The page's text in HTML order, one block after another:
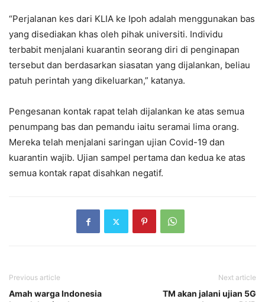
“Perjalanan kes dari KLIA ke Ipoh adalah menggunakan bas
yang disediakan khas oleh pihak universiti. Individu
terbabit menjalani kuarantin seorang diri di penginapan
tersebut dan berdasarkan siasatan yang dijalankan, beliau
patuh perintah yang dikeluarkan,” katanya.
Pengesanan kontak rapat telah dijalankan ke atas semua
penumpang bas dan pemandu iaitu seramai lima orang.
Mereka telah menjalani saringan ujian Covid-19 dan
kuarantin wajib. Ujian sampel pertama dan kedua ke atas
semua kontak rapat disahkan negatif.
Previous article
Amah warga Indonesia
Next article
TM akan jalani ujian 5G